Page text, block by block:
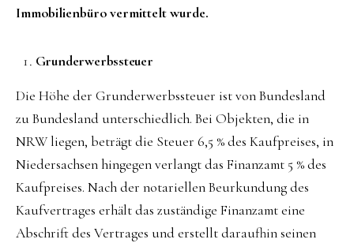
Immobilienbüro vermittelt wurde.
Grunderwerbssteuer
Die Höhe der Grunderwerbssteuer ist von Bundesland
zu Bundesland unterschiedlich. Bei Objekten, die in
NRW liegen, beträgt die Steuer 6,5 % des Kaufpreises, in
Niedersachsen hingegen verlangt das Finanzamt 5 % des
Kaufpreises. Nach der notariellen Beurkundung des
Kaufvertrages erhält das zuständige Finanzamt eine
Abschrift des Vertrages und erstellt daraufhin seinen